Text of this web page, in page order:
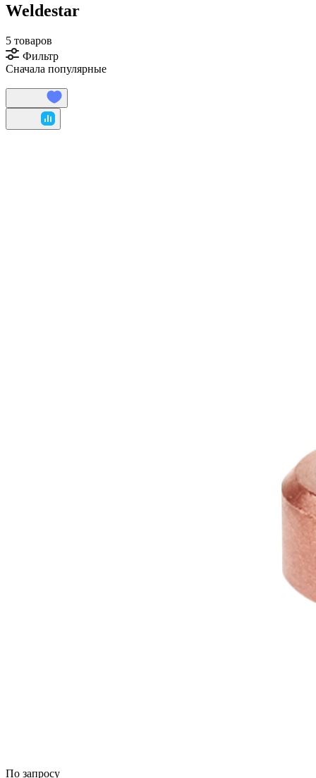
Weldestar
5 товаров
Фильтр
Сначала популярные
По запросу